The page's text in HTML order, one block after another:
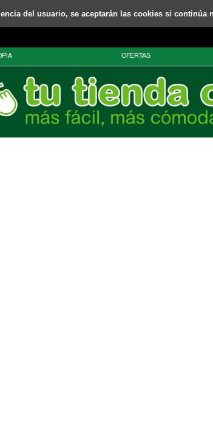
del usuario, se aceptarán las cookies si continúa
OFERTAS